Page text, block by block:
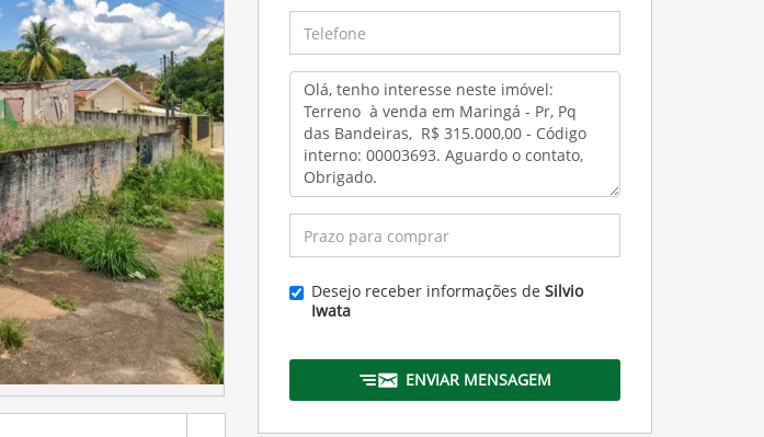
Desejo receber informações de Silvio
Iwata
ENVIAR MENSAGEM